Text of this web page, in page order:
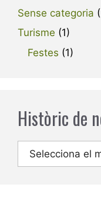
Sense categoria
Turisme (1)
Festes (1)
Històric de
Arxius